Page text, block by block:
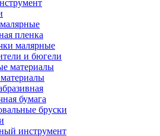
пленка
малярные
и бюгели
бумага
бруски